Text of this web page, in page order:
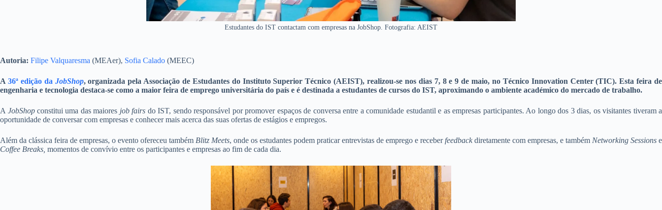
Estudantes do IST contactam com empresas na JobShop. Fotografia: AEIST
Autoria: Filipe Valquaresma (MEAer), Sofia Calado (MEEC)
A 36ª edição da JobShop, organizada pela Associação de Estudantes do Instituto Superior Técnico (AEIST), realizou-se nos dias 7, 8 e 9 de maio, no Técnico Innovation Center (TIC). Esta feira de
engenharia e tecnologia destaca-se como a maior feira de emprego universitária do país e é destinada a estudantes de cursos do IST, aproximando o ambiente académico do mercado de trabalho.
A JobShopconstitui uma das maiores job fairs do IST, sendo responsável por promover espaços de conversa entre a comunidade estudantil e as empresas participantes. Ao longo dos 3 dias, os visitantes tiveram a
oportunidade de conversar com empresas e conhecer mais acerca das suas ofertas de estágios e empregos.
Além da clássica feira de empresas, o evento ofereceu também Blitz Meets, onde os estudantes podem praticar entrevistas de emprego e receberfeedback diretamente com empresas, e também Networking Sessions e
Coffee Breaks, momentos de convívio entre os participantes e empresas ao fim de cada dia.